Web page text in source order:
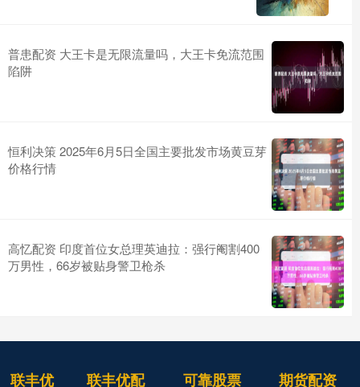
普患配资 大王卡是无限流量吗，大王卡免流范围
陷阱
恒利决策 2025年6月5日全国主要批发市场黄豆芽
价格行情
高忆配资 印度首位女总理英迪拉：强行阉割400
万男性，66岁被贴身警卫枪杀
联丰优 联丰优配 可靠股票 期货配资